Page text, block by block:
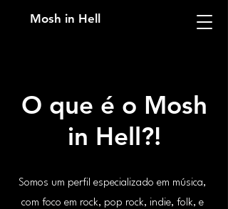
Mosh in Hell
O que é o Mosh
in Hell?!
Somos um perfil especializado em música,
com foco em rock, pop rock, indie, folk, e